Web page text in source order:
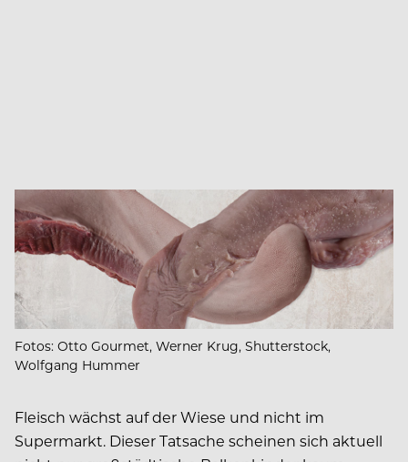
Fotos: Otto Gourmet, Werner Krug, Shutterstock,
Wolfgang Hummer
Fleisch wächst auf der Wiese und nicht im
Supermarkt. Dieser Tatsache scheinen sich aktuell